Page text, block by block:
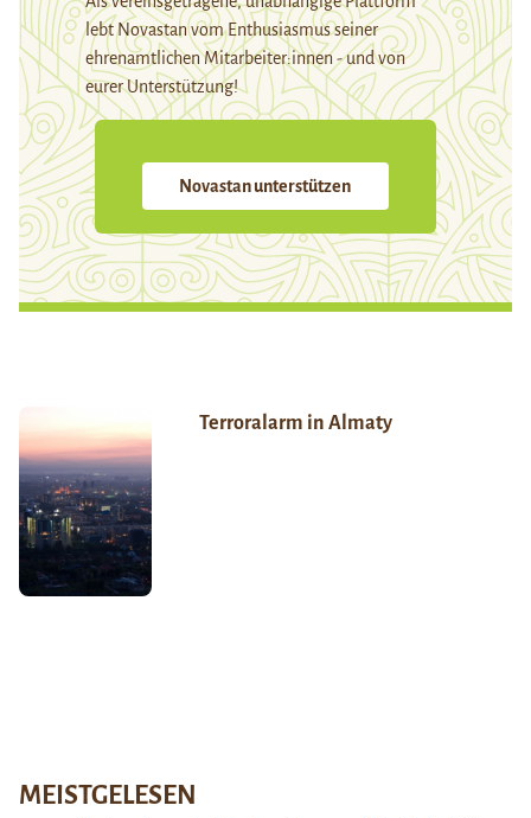
lebt Novastan vom Enthusiasmus seiner
ehrenamtlichen Mitarbeiter:innen - und von
eurer Unterstützung!
Novastan unterstützen
Terroralarm in Almaty
MEISTGELESEN